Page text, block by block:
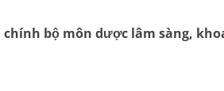
bộ môn dược lâm sàng,